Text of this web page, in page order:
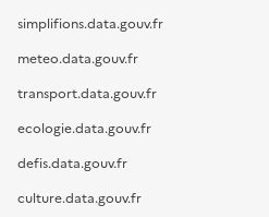
simplifions.data.gouv.fr
meteo.data.gouv.fr
transport.data.gouv.fr
ecologie.data.gouv.fr
defis.data.gouv.fr
culture.data.gouv.fr